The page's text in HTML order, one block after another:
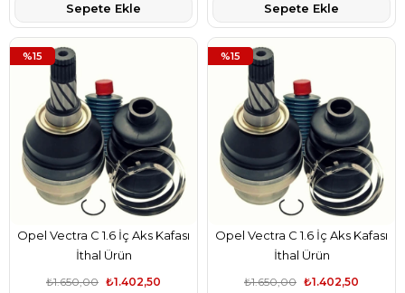
Sepete Ekle Sepete Ekle
Opel Vectra C 1.6 İç Aks Kafası
İthal Ürün
₺1.402,50
₺1.650,00
%15
Opel Vectra C 1.6 İç Aks Kafası
İthal Ürün
₺1.402,50
₺1.650,00
%15